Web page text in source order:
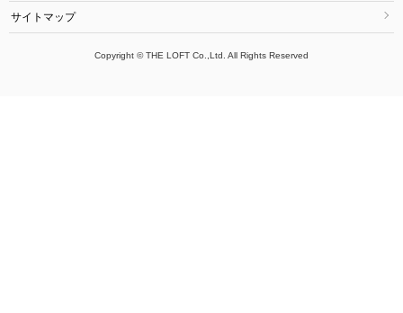
サイトマップ
Copyright © THE LOFT Co.,Ltd. All Rights Reserved